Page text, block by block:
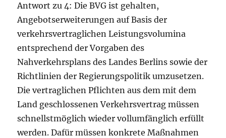
Antwort zu 4: Die BVG ist gehalten,
Angebotserweiterungen auf Basis der
verkehrsvertraglichen Leistungsvolumina
entsprechend der Vorgaben des
Nahverkehrsplans des Landes Berlins sowie der
Richtlinien der Regierungspolitik umzusetzen.
Die vertraglichen Pflichten aus dem mit dem
Land geschlossenen Verkehrsvertrag müssen
schnellstmöglich wieder vollumfänglich erfüllt
werden. Dafür müssen konkrete Maßnahmen